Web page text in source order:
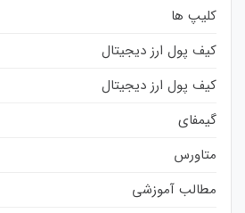
کلیپ ها
کیف پول ارز دیجیتال
کیف پول ارز دیجیتال
گیمفای
متاورس
مطالب آموزشی